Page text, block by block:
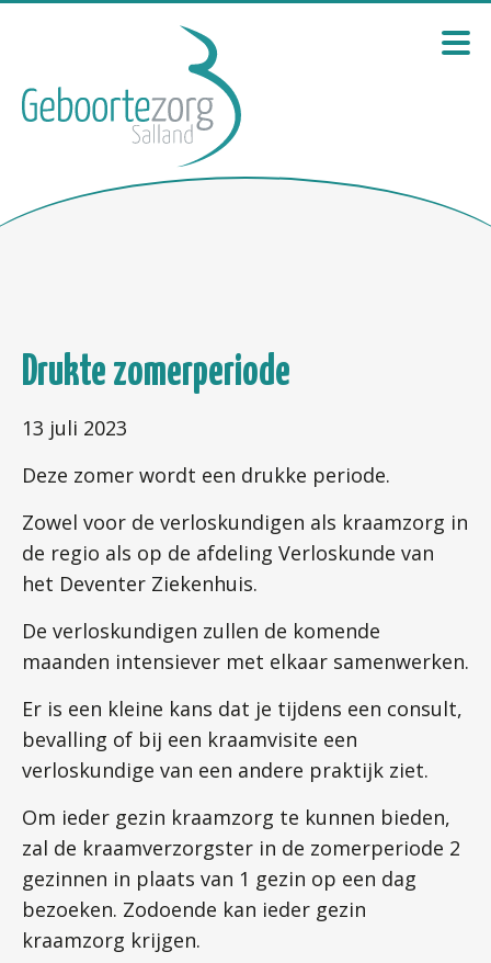
Drukte zomerperiode
13 juli 2023
Deze zomer wordt een drukke periode.
Zowel voor de verloskundigen als kraamzorg in
de regio als op de afdeling Verloskunde van
het Deventer Ziekenhuis.
De verloskundigen zullen de komende
maanden intensiever met elkaar samenwerken.
Er is een kleine kans dat je tijdens een consult,
bevalling of bij een kraamvisite een
verloskundige van een andere praktijk ziet.
Om ieder gezin kraamzorg te kunnen bieden,
zal de kraamverzorgster in de zomerperiode 2
gezinnen in plaats van 1 gezin op een dag
bezoeken. Zodoende kan ieder gezin
kraamzorg krijgen.